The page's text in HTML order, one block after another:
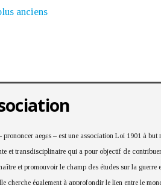
anciens
prononcer aeɡɛs – est une association Loi 1901 à but
et transdisciplinaire qui a pour objectif de
et promouvoir le champ des études sur la guerre
cherche également à approfondir le lien entre le